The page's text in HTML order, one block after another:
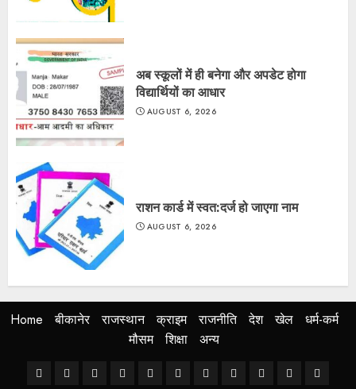
अब स्कूलों में ही बनेगा और अपडेट होगा
विद्यार्थियों का आधार
AUGUST 6, 2026
राशन कार्ड में स्वत:दर्ज हो जाएगा नाम
AUGUST 6, 2026
Home बीकानेर राजस्थान क्राइम राजनीति देश खेल
धर्म-कर्म
मौसम
शिक्षा अन्य
Homeबीकानेरराजस्थानक्राइमराजनीतिदेश खेल
धर्म-
मौसम शिक्षा अन्य